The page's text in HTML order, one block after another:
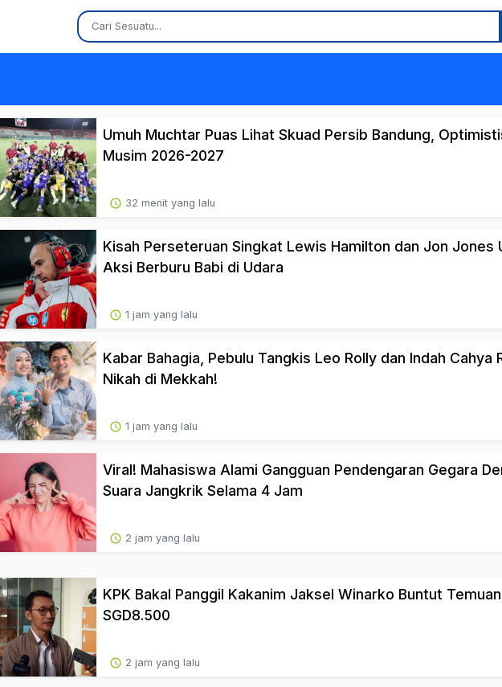
Umuh Muchtar Puas Lihat Skuad Persib Bandung,
Musim 2026-2027
32 menit yang lalu
Kisah Perseteruan Singkat Lewis Hamilton dan Jon Jones
Aksi Berburu Babi di Udara
1 jam yang lalu
Kabar Bahagia, Pebulu Tangkis Leo Rolly dan Indah Cahya
Nikah di Mekkah!
1 jam yang lalu
Viral! Mahasiswa Alami Gangguan Pendengaran Gegara
Suara Jangkrik Selama 4 Jam
2 jam yang lalu
KPK Bakal Panggil Kakanim Jaksel Winarko Buntut
SGD8.500
2 jam yang lalu